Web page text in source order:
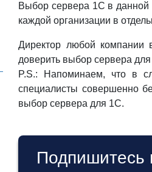
Выбор сервера 1С в данной
каждой организации в
Директор любой компании
доверить выбор сервера
P.S.: Напоминаем, что в
специалисты совершенно
выбор сервера для 1С.
Подпишитесь